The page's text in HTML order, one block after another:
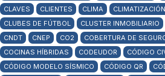
CLAVES
CLIENTES CLIMA CLIMATIZACIÓN
CLUBES DE FÚTBOL
CLUSTER INMOBILIARIO
CNDT
CNEP CO2 COBERTURA DE
COCINAS HÍBRIDAS
CODEUDOR
CÓDIGO
CÓDIGO MODELO SÍSMICO
CÓDIGO QR